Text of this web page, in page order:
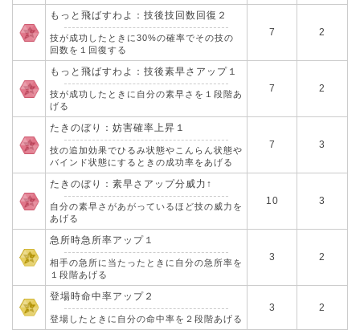
もっと飛ばすわよ：技後技回数回復２
技が成功したときに30%の確率でその技の
回数を１回復する
7 2
もっと飛ばすわよ：技後素早さアップ１
技が成功したときに自分の素早さを１段階あ
げる
7 2
たきのぼり：妨害確率上昇１
技の追加効果でひるみ状態やこんらん状態や
バインド状態にするときの成功率をあげる
7 3
たきのぼり：素早さアップ分威力↑
自分の素早さがあがっているほど技の威力を
あげる
10 3
急所時急所率アップ１
相手の急所に当たったときに自分の急所率を
１段階あげる
3 2
登場時命中率アップ２
登場したときに自分の命中率を２段階あげる
3 2